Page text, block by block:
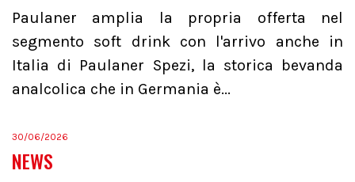
Paulaner amplia la propria offerta nel
segmento soft drink con l'arrivo anche in
Italia di Paulaner Spezi, la storica bevanda
analcolica che in Germania è...
30/06/2026
NEWS